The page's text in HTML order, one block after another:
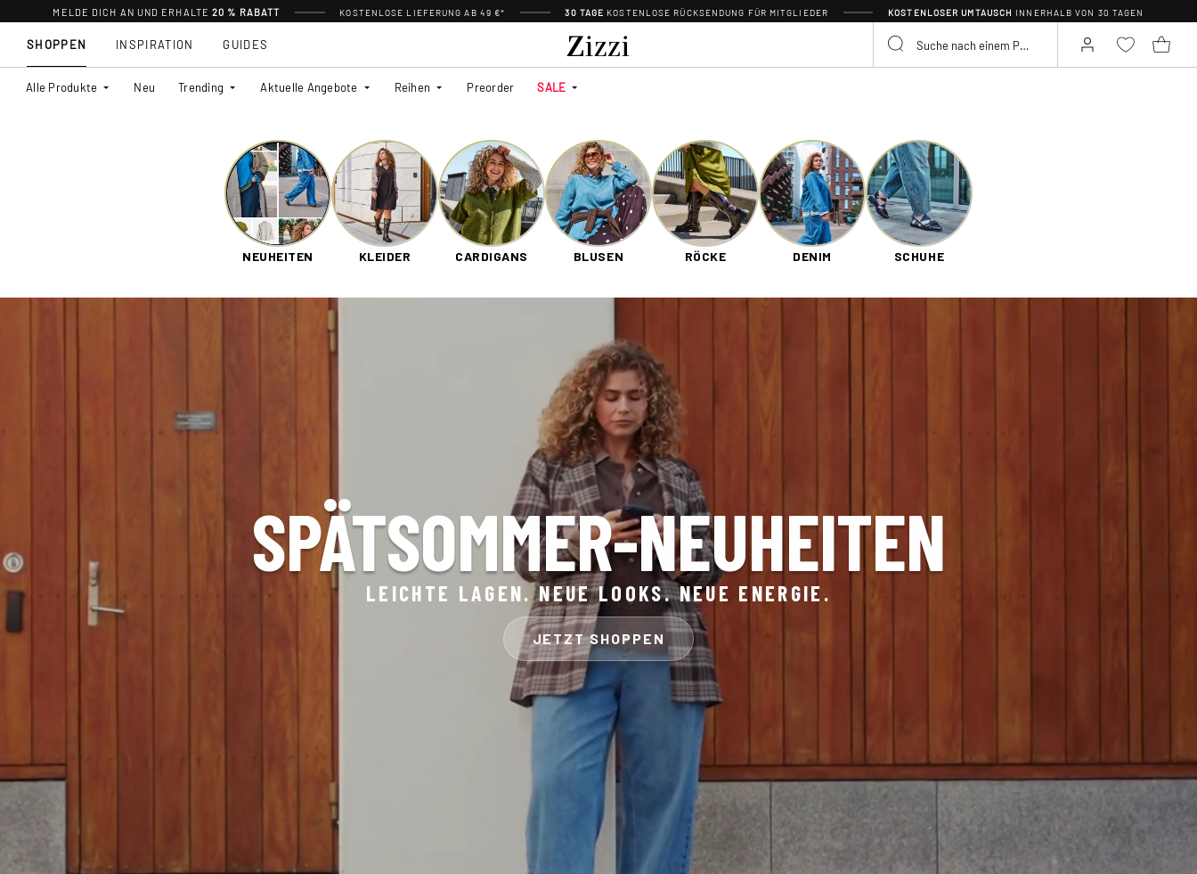
MELDE DICH AN UND ERHALTE20 % RABATT KOSTENLOSE LIEFERUNG AB 49 €* 30 TAGE KOSTENLOSE RÜCKSENDUNG FÜR MITGLIEDER KOSTENLOSER UMTAUSCH INNERHALB VON 30 TAGEN
SHOPPEN
Alle Produkte Neu Trending Aktuelle Angebote Reihen Preorder SALE
INSPIRATION GUIDES
NEUHEITEN KLEIDER CARDIGANS BLUSEN RÖCKE DENIM SCHUHE
SPÄTSOMMER-NEUHEITEN
LEICHTE LAGEN. NEUE LOOKS. NEUE ENERGIE.
JETZT SHOPPEN